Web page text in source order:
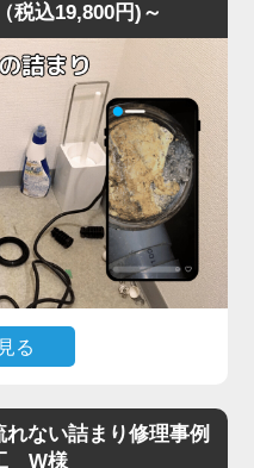
案内。
、表面上は見えないもの
異物がしっかりと引っ掛
けていく典型的な異物詰
よく見られ、特に節水型
ちゃ・キャップ・固形物
では動かせません。
込み、手前からの作業で
便器を一度取り外す脱着
路を確認すると、小さな
の入口で完全に引っかか
残留物も清掃したうえで
行うと問題なくスムーズ
税込19,800円)～
る
一時的には流れてもすぐ
れない詰まり修理事例
W様